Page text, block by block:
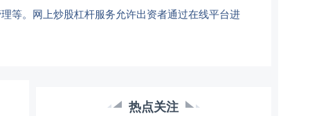
等。网上炒股杠杆服务允许出资者通过在线平台进
热点关注